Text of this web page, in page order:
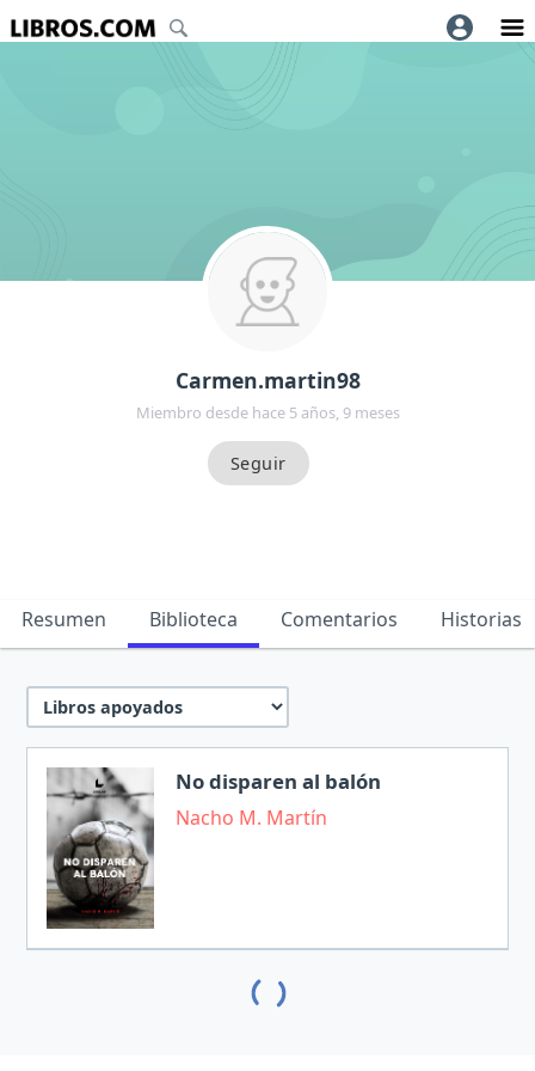
Carmen.martin98
Miembro desde hace 5 años, 9 meses
Resumen Biblioteca Comentarios Historias
No disparen al balón
Nacho M. Martín